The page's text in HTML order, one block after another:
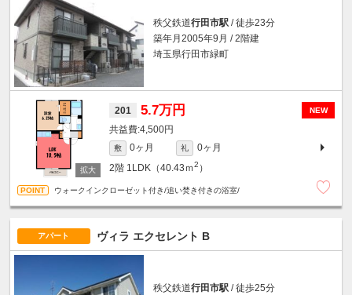
秩父鉄道行田市駅 / 徒歩23分
築年月2005年9月 / 2階建
埼玉県行田市緑町
NEW
201 5.7万円
4,500円
敷 0ヶ月 礼
0ヶ月
2階 1LDK（40.43ｍ2 ）
ウォークインクローゼット付き/追い焚き付きの浴室/
アパート ヴィラ エクセレント B
秩父鉄道行田市駅 / 徒歩25分